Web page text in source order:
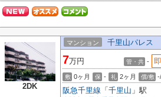
2DK
マンション 千里山パレス
7万円 管・共 -
敷 0ヶ月 保 - 礼 2ヶ月 償/敷
阪急千里線 「 千里山 」駅